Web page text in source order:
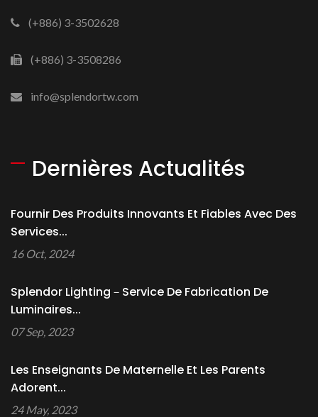
(+886) 3-3502628
(+886) 3-3508286
info@splendortw.com
Dernières Actualités
Fournir Des Produits Innovants Et Fiables Avec Des
Services...
16 Oct, 2024
Splendor Lighting－Service De Fabrication De
Luminaires...
07 Sep, 2023
Les Enseignants De Maternelle Et Les Parents
Adorent...
24 May, 2023